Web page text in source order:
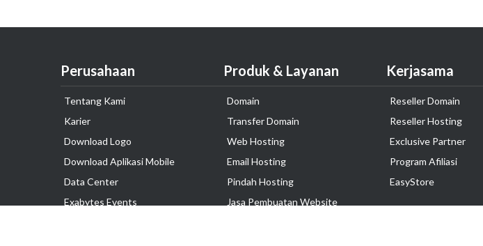
Perusahaan
Tentang Kami
Karier
Download Logo
Download Aplikasi Mobile
Data Center
Exabytes Events
Produk & Layanan
Domain
Transfer Domain
Web Hosting
Email Hosting
Pindah Hosting
Jasa Pembuatan Website
Kerjasama
Reseller Domain
Reseller Hosting
Exclusive Partner
Program Afiliasi
EasyStore